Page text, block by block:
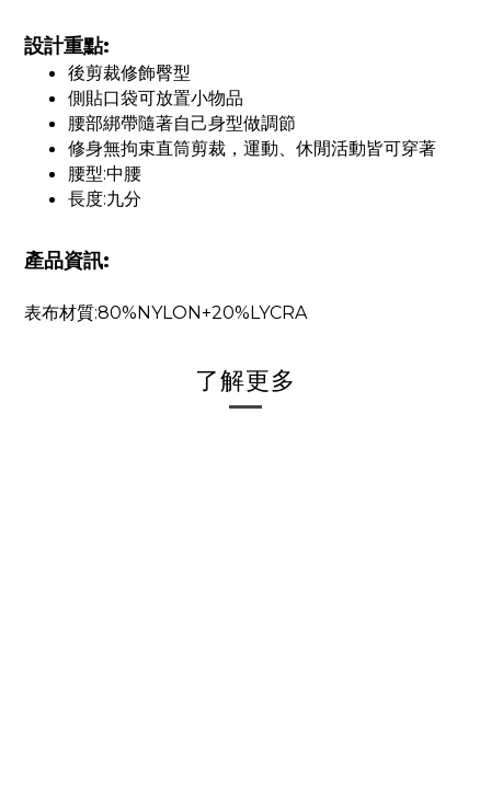
設計重點:
後剪裁修飾臀型
側貼口袋可放置小物品
腰部綁帶隨著自己身型做調節
修身無拘束直筒剪裁，運動、休閒活動皆可穿著
腰型:中腰
長度:九分
產品資訊:
表布材質:80%NYLON+20%LYCRA
了解更多